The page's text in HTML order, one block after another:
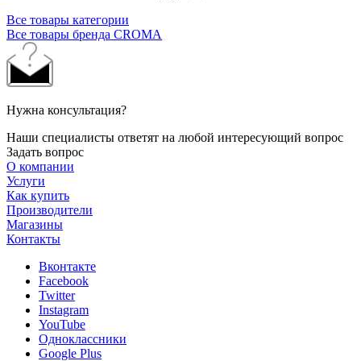
Все товары категории
Все товары бренда CROMA
Нужна консультация?
Наши специалисты ответят на любой интересующий вопрос
Задать вопрос
О компании
Услуги
Как купить
Производители
Магазины
Контакты
Вконтакте
Facebook
Twitter
Instagram
YouTube
Одноклассники
Google Plus